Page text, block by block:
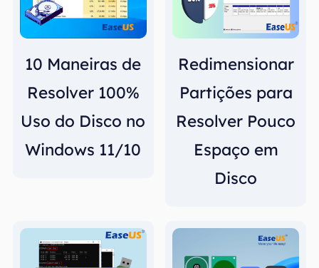
10 Maneiras de
Resolver 100%
Uso do Disco no
Windows 11/10
Redimensionar
Partições para
Resolver Pouco
Espaço em
Disco